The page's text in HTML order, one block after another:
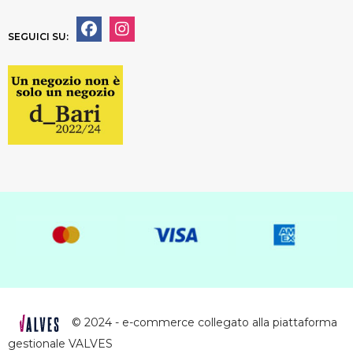
SEGUICI SU:
© 2024 - e-commerce collegato alla piattaforma
gestionale VALVES